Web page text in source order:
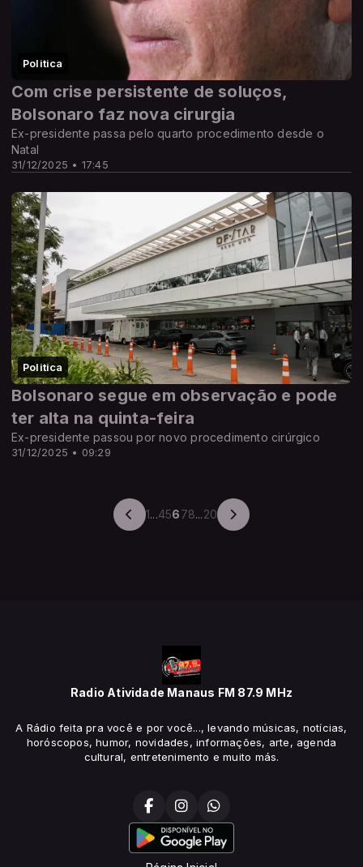
Politica
31/12/2025 • 17:45
Com crise persistente de soluços,
Bolsonaro faz nova cirurgia
Ex-presidente passa pelo quarto procedimento desde o
Natal
Politica
31/12/2025 • 09:29
Bolsonaro segue em observação e pode
ter alta na quinta-feira
Ex-presidente passou por novo procedimento cirúrgico
1...45678...20
Radio Atividade Manaus FM 87.9 MHz
A Rádio feita pra você e por você..., levando músicas, notícias,
horóscopos, humor, novidades, informações, arte, agenda
cultural, entretenimento e muito más.